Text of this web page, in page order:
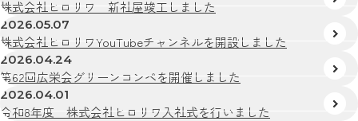
株式会社ヒロサワ 新社屋竣工しました
2026.05.07
株式会社ヒロサワYouTubeチャンネルを開設しました
2026.04.24
第62回広栄会グリーンコンペを開催しました
2026.04.01
令和8年度 株式会社ヒロサワ入社式を行いました